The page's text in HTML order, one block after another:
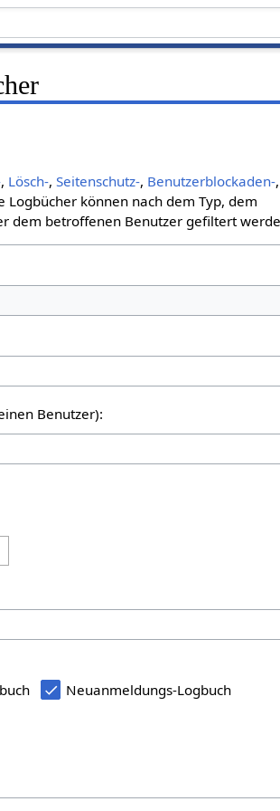
, Lösch-,Seitenschutz-, Benutzerblockaden-,
Logbücher können nach dem Typ, dem
dem betroffenen Benutzer gefiltert
Benutzer):
Neuanmeldungs-Logbuch